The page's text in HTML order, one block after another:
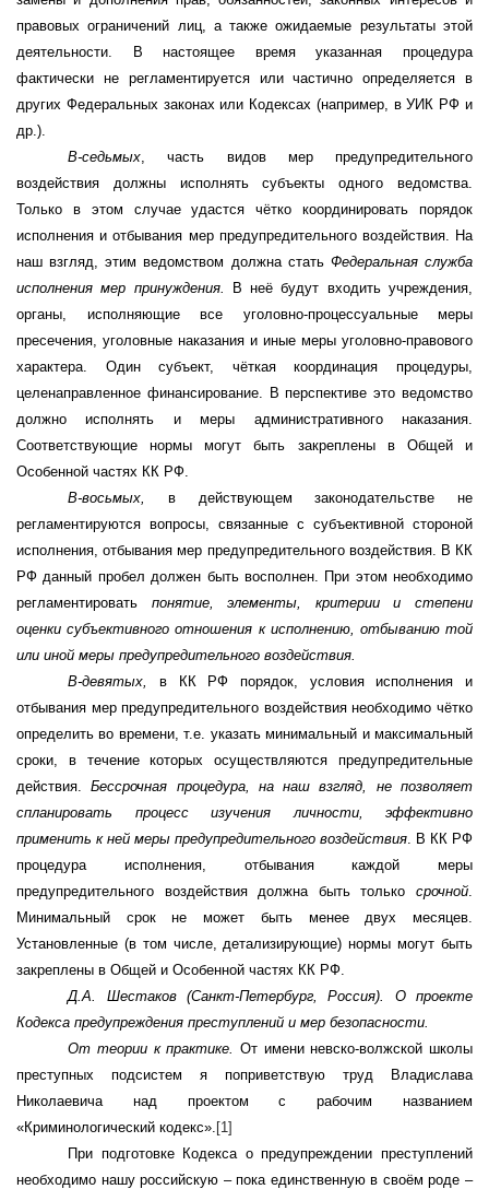
правовых ограничений лиц, а также ожидаемые результаты этой
деятельности. В настоящее время указанная процедура
фактически не регламентируется или частично определяется в
других Федеральных законах или Кодексах (например, в УИК РФ и
др.).
В-седьмых, часть видов мер предупредительного
воздействия должны исполнять субъекты одного ведомства.
Только в этом случае удастся чётко координировать порядок
исполнения и отбывания мер предупредительного воздействия. На
наш взгляд, этим ведомством должна стать Федеральная служба
исполнения мер принуждения.
В неё будут входить учреждения,
органы, исполняющие все уголовно-процессуальные меры
пресечения, уголовные наказания и иные меры уголовно-правового
характера. Один субъект, чёткая координация процедуры,
целенаправленное финансирование. В перспективе это ведомство
должно исполнять и меры административного наказания.
Соответствующие нормы могут быть закреплены в Общей и
Особенной частях КК РФ.
В-восьмых,
в действующем законодательстве не
регламентируются вопросы, связанные с субъективной стороной
исполнения, отбывания мер предупредительного воздействия. В КК
РФ данный пробел должен быть восполнен. При этом необходимо
регламентировать понятие, элементы, критерии и степени
оценки субъективного отношения к исполнению, отбыванию той
или иной меры предупредительного воздействия.
В-девятых,
в КК РФ порядок, условия исполнения и
отбывания мер предупредительного воздействия необходимо чётко
определить во времени, т.е. указать минимальный и максимальный
сроки, в течение которых осуществляются предупредительные
действия.Бессрочная процедура, на наш взгляд, не позволяет
спланировать процесс изучения личности, эффективно
применить к ней меры предупредительного воздействия. В КК РФ
процедура исполнения, отбывания каждой меры
предупредительного воздействия должна быть только срочной.
Минимальный срок не может быть менее двух месяцев.
Установленные (в том числе, детализирующие) нормы могут быть
закреплены в Общей и Особенной частях КК РФ.
Д.А. Шестаков (Санкт-Петербург, Россия). О проекте
Кодекса предупреждения преступлений и мер безопасности.
От теории к практике. От имени невско-волжской школы
преступных подсистем я поприветствую труд Владислава
Николаевича над проектом с рабочим названием
«Криминологический кодекс». [1]
При подготовке Кодекса о предупреждении преступлений
необходимо нашу российскую – пока единственную в своём роде –